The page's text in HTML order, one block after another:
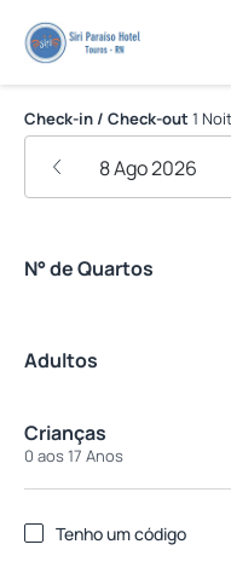
Siri Paraíso
Check-in / Check-out 1
8 Ago 2026
N° de Quartos
Adultos
Crianças
0 aos 17 Anos
Tenho um código